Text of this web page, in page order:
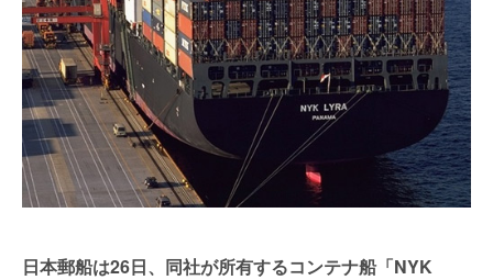
日本郵船は26日、同社が所有するコンテナ船「NYK